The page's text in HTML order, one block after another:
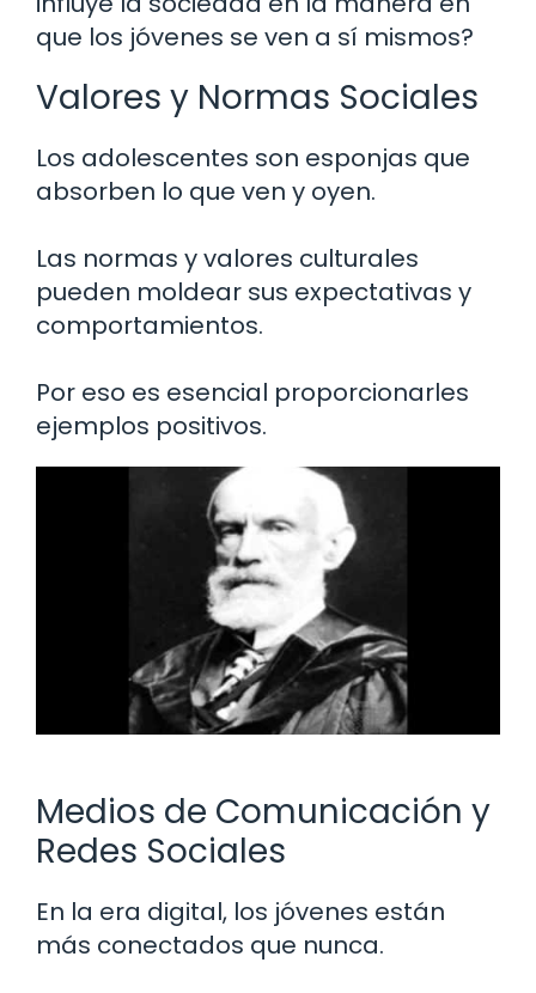
que los jóvenes se ven a sí mismos?
Valores y Normas Sociales
Los adolescentes son esponjas que
absorben lo que ven y oyen.
Las normas y valores culturales
pueden moldear sus expectativas y
comportamientos.
Por eso es esencial proporcionarles
ejemplos positivos.
Medios de Comunicación y
Redes Sociales
En la era digital, los jóvenes están
más conectados que nunca.